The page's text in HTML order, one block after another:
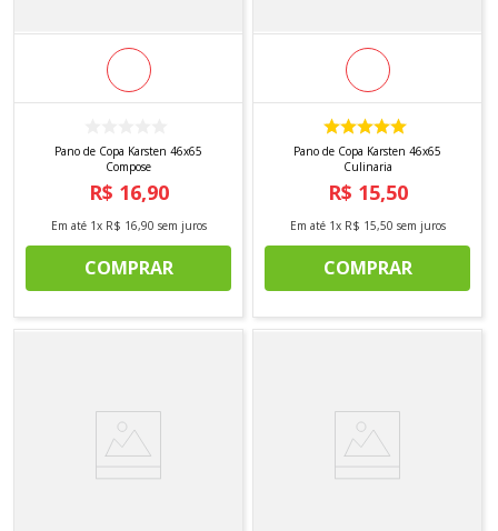
Pano de Copa Karsten 46x65
Compose
R$ 16,90
Em até 1x R$ 16,90 sem juros
COMPRAR
Pano de Copa Karsten 46x65
Culinaria
R$ 15,50
Em até 1x R$ 15,50 sem juros
COMPRAR